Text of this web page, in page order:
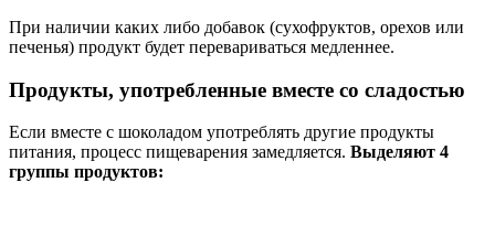
При наличии каких либо добавок (сухофруктов, орехов или
печенья) продукт будет перевариваться медленнее.
Продукты, употребленные вместе со сладостью
Если вместе с шоколадом употреблять другие продукты
питания, процесс пищеварения замедляется. Выделяют 4
группы продуктов: